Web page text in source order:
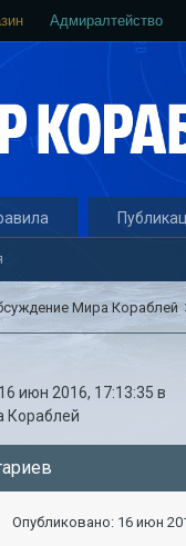
Адмиралтейство
Мира Кораблей
16 июн 2016, 17:13:35 в
Кораблей
Опубликовано: 16 июн